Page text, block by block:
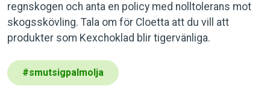
regnskogen och anta en policy med nolltolerans mot
skogsskövling. Tala om för Cloetta att du vill att
produkter som Kexchoklad blir tigervänliga.
#smutsigpalmolja